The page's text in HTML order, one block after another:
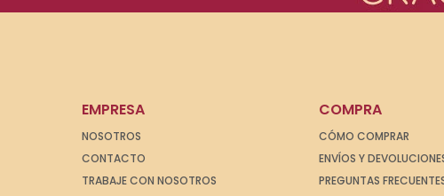
EMPRESA
NOSOTROS
CONTACTO
TRABAJE CON NOSOTROS
COMPRA
CÓMO COMPRAR
ENVÍOS Y
PREGUNTAS